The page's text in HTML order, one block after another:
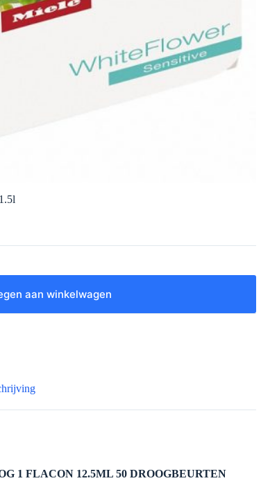
aan winkelwagen
1 FLACON 12.5ML 50 DROOGBEURTEN